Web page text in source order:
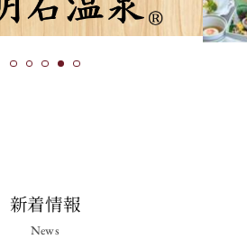
新着情報
News